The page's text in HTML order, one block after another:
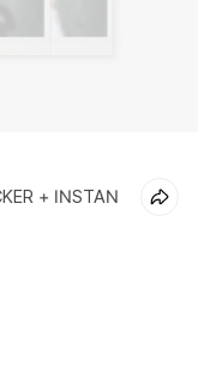
+ INSTAN